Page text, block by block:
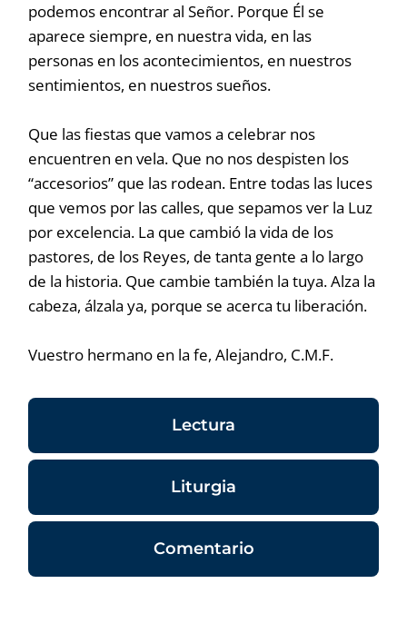
podemos encontrar al Señor. Porque Él se
aparece siempre, en nuestra vida, en las
personas en los acontecimientos, en nuestros
sentimientos, en nuestros sueños.
Que las fiestas que vamos a celebrar nos
encuentren en vela. Que no nos despisten los
“accesorios” que las rodean. Entre todas las luces
que vemos por las calles, que sepamos ver la Luz
por excelencia. La que cambió la vida de los
pastores, de los Reyes, de tanta gente a lo largo
de la historia. Que cambie también la tuya. Alza la
cabeza, álzala ya, porque se acerca tu liberación.
Vuestro hermano en la fe, Alejandro, C.M.F.
Lectura
Liturgia
Comentario